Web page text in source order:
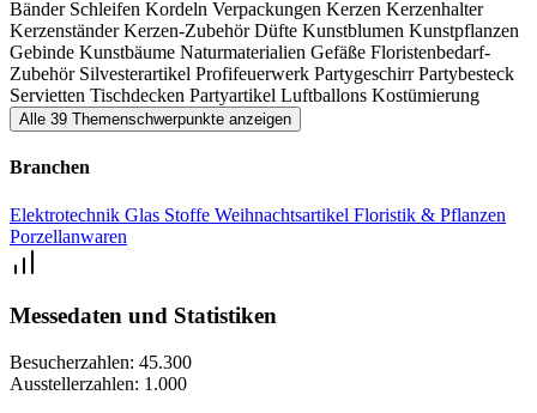
Bänder Schleifen Kordeln Verpackungen Kerzen Kerzenhalter
KerzenständerKerzen-ZubehörDüfte Kunstblumen Kunstpflanzen
Gebinde Kunstbäume Naturmaterialien Gefäße Floristenbedarf-
Zubehör Silvesterartikel Profifeuerwerk PartygeschirrPartybesteck
Servietten Tischdecken Partyartikel Luftballons Kostümierung
Alle 39 Themenschwerpunkte anzeigen
Branchen
Elektrotechnik Glas Stoffe Weihnachtsartikel Floristik & Pflanzen
Porzellanwaren
Messedaten und Statistiken
Besucherzahlen: 45.300
Ausstellerzahlen: 1.000